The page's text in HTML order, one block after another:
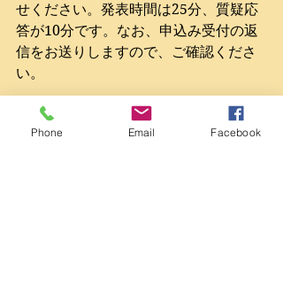
せください。発表時間は25分、質疑応
答が10分です。なお、申込み受付の返
信をお送りしますので、ご確認くださ
い。
東京支部事務局
Phone Email Facebook